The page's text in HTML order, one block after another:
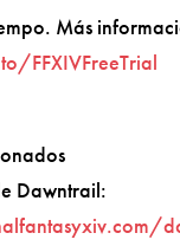
Más
FFXIVFreeTrial
Dawntrail: